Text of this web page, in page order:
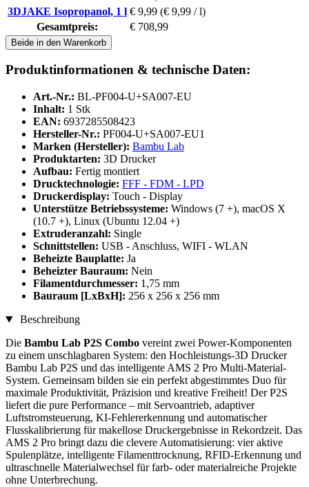
3DJAKE Isopropanol, 1 l € 9,99 (€ 9,99 / l)
Gesamtpreis:
€ 708,99
Beide in den Warenkorb
Produktinformationen & technische Daten:
Art.-Nr.: BL-PF004-U+SA007-EU
Inhalt: 1 Stk
EAN: 6937285508423
Hersteller-Nr.: PF004-U+SA007-EU1
Marken (Hersteller): Bambu Lab
Produktarten: 3D Drucker
Aufbau: Fertig montiert
Drucktechnologie: FFF - FDM - LPD
Druckerdisplay: Touch - Display
Unterstütze Betriebssysteme: Windows (7 +), macOS X
(10.7 +), Linux (Ubuntu 12.04 +)
Extruderanzahl: Single
Schnittstellen: USB - Anschluss, WIFI - WLAN
Beheizte Bauplatte: Ja
Beheizter Bauraum: Nein
Filamentdurchmesser: 1,75 mm
Bauraum [LxBxH]: 256 x 256 x 256 mm
Beschreibung
Die Bambu Lab P2S Combo vereint zwei Power-Komponenten
zu einem unschlagbaren System: den Hochleistungs-3D Drucker
Bambu Lab P2S und das intelligente AMS 2 Pro Multi-Material-
System. Gemeinsam bilden sie ein perfekt abgestimmtes Duo für
maximale Produktivität, Präzision und kreative Freiheit! Der P2S
liefert die pure Performance – mit Servoantrieb, adaptiver
Luftstromsteuerung, KI-Fehlererkennung und automatischer
Flusskalibrierung für makellose Druckergebnisse in Rekordzeit. Das
AMS 2 Pro bringt dazu die clevere Automatisierung: vier aktive
Spulenplätze, intelligente Filamenttrocknung, RFID-Erkennung und
ultraschnelle Materialwechsel für farb- oder materialreiche Projekte
ohne Unterbrechung.